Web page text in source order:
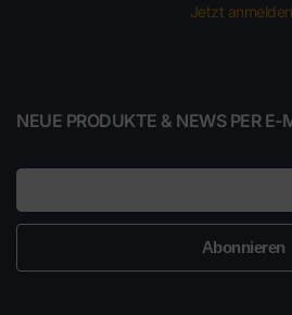
Jetzt anmelden
NEUE PRODUKTE & NEWS PER E-